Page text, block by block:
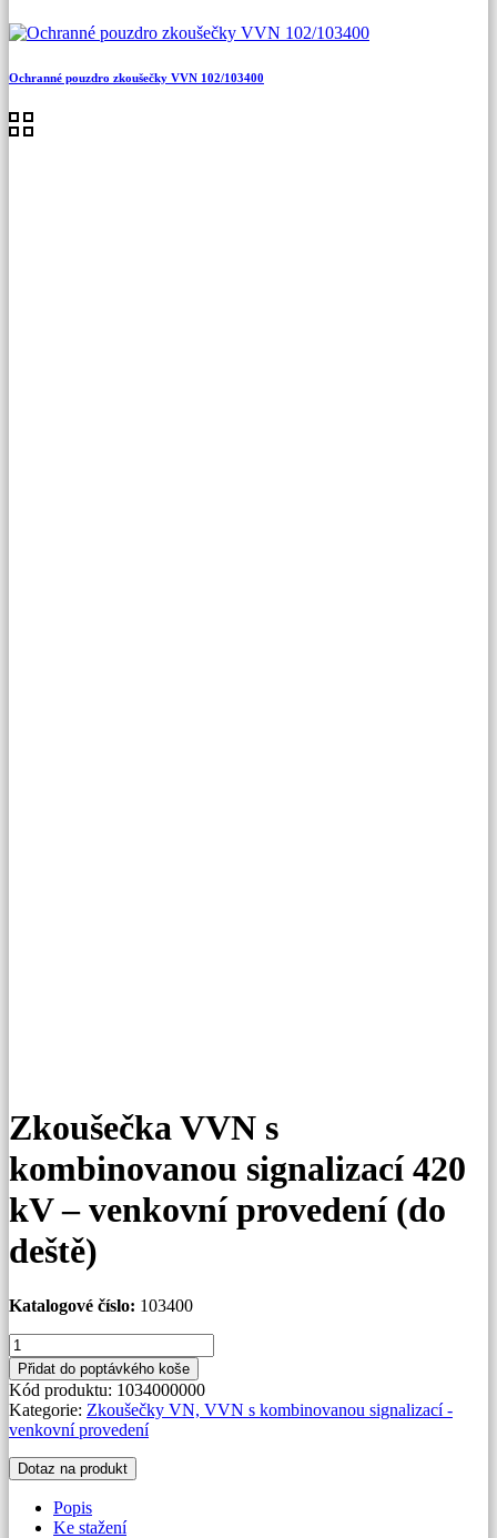
Ochranné pouzdro zkoušečky VVN 102/103400
Zkoušečka VVN s
kombinovanou signalizací 420
kV – venkovní provedení (do
deště)
Katalogové číslo: 103400
Zkoušečka
VVN
s
kombinovanou
signalizací
420
kV
-
venkovní
provedení
Přidat do poptávkého koše
Kód produktu: 1034000000
Kategorie: Zkoušečky VN, VVN s kombinovanou signalizací -
venkovní provedení
Dotaz na produkt
Popis
Ke stažení